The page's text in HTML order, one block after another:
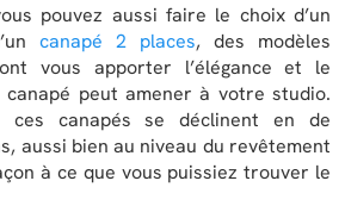
pouvez aussi faire le choix d’un
canapé 2 places, des modèles
vous apporter l’élégance et le
peut amener à votre studio.
ces canapés se déclinent en de
aussi bien au niveau du revêtement
à ce que vous puissiez trouver le